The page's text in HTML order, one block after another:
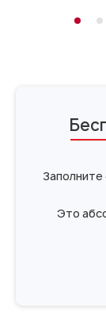
Dedicated.
формате 24/
Это